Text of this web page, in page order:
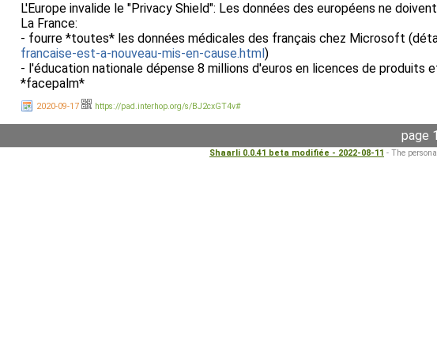
L'Europe invalide le "Privacy Shield": Les données des européens ne
La France:
- fourre *toutes* les données médicales des français chez Microsoft
francaise-est-a-nouveau-mis-en-cause.html)
- l'éducation nationale dépense 8 millions d'euros en licences de produits
*facepalm*
2020-09-17 https://pad.interhop.org/s/BJ2cxGT4v#
page
Shaarli 0.0.41 beta modifiée - 2022-08-11 - The